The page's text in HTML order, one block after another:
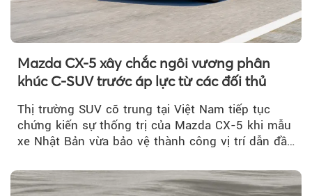
Mazda CX-5 xây chắc ngôi vương phân
khúc C-SUV trước áp lực từ các đối thủ
Thị trường SUV cỡ trung tại Việt Nam tiếp tục
chứng kiến sự thống trị của Mazda CX-5 khi mẫu
xe Nhật Bản vừa bảo vệ thành công vị trí dẫn đầu